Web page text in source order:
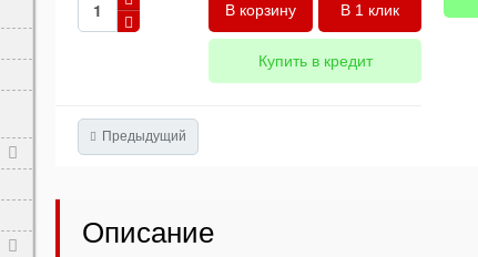
В 1 клик
Купить в кредит
Предыдущий
Описание